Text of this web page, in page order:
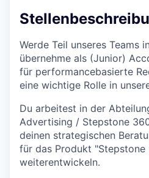
Werde Teil unseres Teams
übernehme als (Junior)
für performancebasierte
eine wichtige Rolle in
Du arbeitest in der
Advertising / Stepstone
deinen strategischen
für das Produkt
weiterentwickeln.